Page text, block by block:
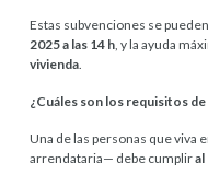
Estas subvenciones se
2025 a las 14 h, y la ayuda
vivienda.
¿Cuáles son los requisitos
Una de las personas que viva
arrendataria— debe cumpliral